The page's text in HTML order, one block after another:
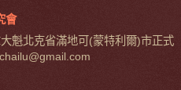
會
魁北克省滿地可(蒙特利爾)市正式